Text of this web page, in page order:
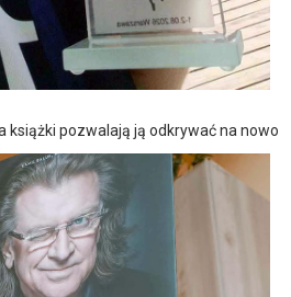
książki pozwalają ją odkrywać na nowo